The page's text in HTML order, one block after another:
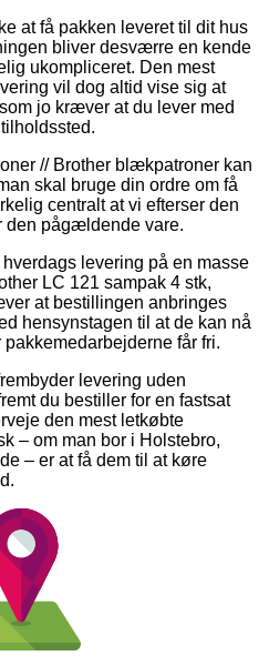
at få pakken leveret til dit hus
bliver desværre en kende
ukompliceret. Den mest
vil dog altid vise sig at
jo kræver at du lever med
// Brother blækpatroner kan
skal bruge din ordre om få
centralt at vi efterser den
den pågældende vare.
levering på en masse
LC 121 sampak 4 stk,
at bestillingen anbringes
hensynstagen til at de kan nå
får fri.
levering uden
du bestiller for en fastsat
den mest letkøbte
– om man bor i Holstebro,
– er at få dem til at køre